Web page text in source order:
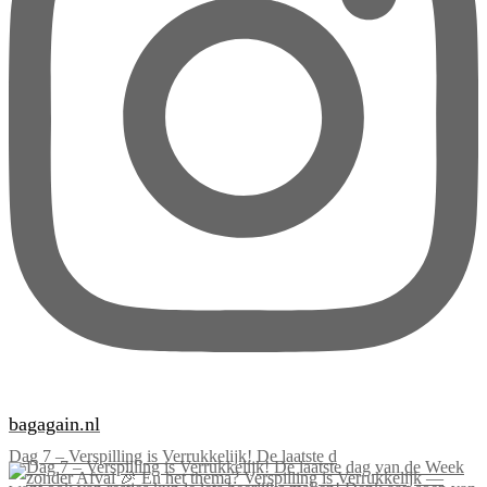
bagagain.nl
Dag 7 – Verspilling is Verrukkelijk! De laatste d